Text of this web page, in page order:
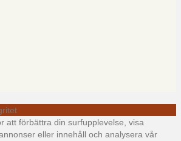
att förbättra din surfupplevelse, visa
eller innehåll och analysera vår